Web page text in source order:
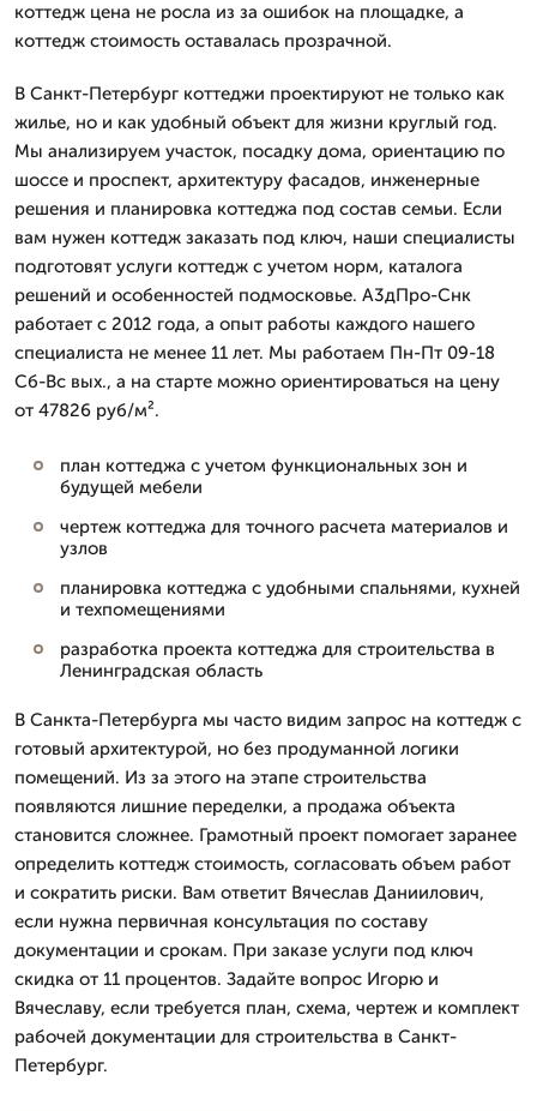
коттедж цена не росла из за ошибок на площадке, а
коттедж стоимость оставалась прозрачной.
В Санкт-Петербург коттеджи проектируют не только как
жилье, но и как удобный объект для жизни круглый год.
Мы анализируем участок, посадку дома, ориентацию по
шоссе и проспект, архитектуру фасадов, инженерные
решения и планировка коттеджа под состав семьи. Если
вам нужен коттедж заказать под ключ, наши специалисты
подготовят услуги коттедж с учетом норм, каталога
решений и особенностей подмосковье. А3дПро-Снк
работает с 2012 года, а опыт работы каждого нашего
специалиста не менее 11 лет. Мы работаем Пн-Пт 09-18
Сб-Вс вых., а на старте можно ориентироваться на цену
от 47826 руб/м².
план коттеджа с учетом функциональных зон и
будущей мебели
чертеж коттеджа для точного расчета материалов и
узлов
планировка коттеджа с удобными спальнями, кухней
и техпомещениями
разработка проекта коттеджа для строительства в
Ленинградская область
В Санкта-Петербурга мы часто видим запрос на коттедж с
готовый архитектурой, но без продуманной логики
помещений. Из за этого на этапе строительства
появляются лишние переделки, а продажа объекта
становится сложнее. Грамотный проект помогает заранее
определить коттедж стоимость, согласовать объем работ
и сократить риски. Вам ответит Вячеслав Даниилович,
если нужна первичная консультация по составу
документации и срокам. При заказе услуги под ключ
скидка от 11 процентов. Задайте вопрос Игорю и
Вячеславу, если требуется план, схема, чертеж и комплект
рабочей документации для строительства в Санкт-
Петербург.